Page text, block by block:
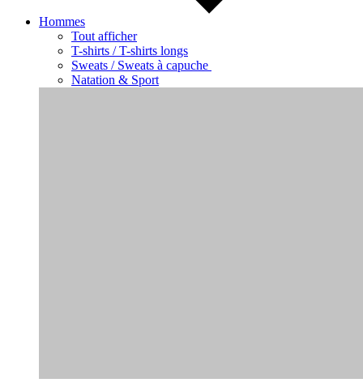
Hommes
Tout afficher
T-shirts / T-shirts longs
Sweats / Sweats à capuche
Natation & Sport